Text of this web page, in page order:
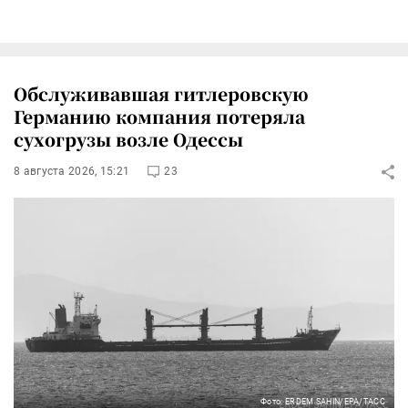
Обслуживавшая гитлеровскую
Германию компания потеряла
сухогрузы возле Одессы
8 августа 2026, 15:21 23
Фото: ERDEM SAHIN/EPA/ТАСС